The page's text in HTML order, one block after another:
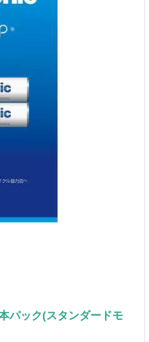
パック(スタンダードモ